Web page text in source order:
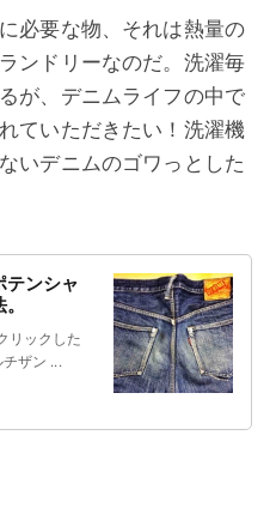
必要な物、それは熱量の
ンドリーなのだ。洗濯毎
が、デニムライフの中で
ていただきたい！洗濯機
いデニムのゴワっとした
テンシャ
リックした
ザン ...